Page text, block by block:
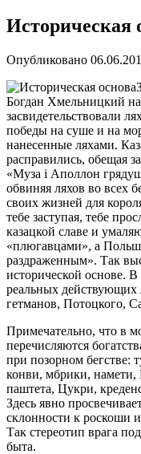
Историческая
Опубликовано
Богдан Хмельницкий
засвидетельствовали
победы на суше и на
нанесенные ляхами.
расправились, обещая
«Муза i Аполлон
обвиняя ляхов во всех
своих жизней для
тебе заступая, тебе
казацкой славе и
«плюгавцами», а
раздраженным». Так
исторической основе.
реальных действующих
гетманов, Потоцкого,
Примечательно, что в
перечисляются
при позорном бегстве:
конви, мбрики,
паштета, Цукри,
Здесь явно
склонности к роскоши и
Так стереотип врага
быта.